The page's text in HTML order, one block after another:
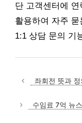
단 고객센터에
활용하여 자주
1:1 상담 문의 기
좌회전 뜻과
수임료 7억 뉴